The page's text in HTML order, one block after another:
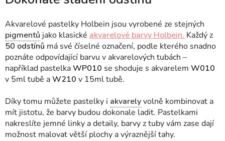
Akvarelové pastelky Holbein jsou vyrobené ze stejných
pigmentů jako klasické akvarelové barvy Holbein. Každý z
50 odstínů má své číselné označení, podle kterého snadno
poznáte odpovídající barvu v akvarelových tubách –
například pastelkaWP010 se shoduje s akvarelem W010
v 5ml tubě aW210 v 15ml tubě.
Díky tomu můžete pastelky i akvarelyvolně kombinovat a
mít jistotu, že barvy budou dokonale ladit. Pastelkami
nakreslíte jemné linky a detaily, barvy z tuby vám zase dají
možnost malovat větší plochy a výraznější tahy.